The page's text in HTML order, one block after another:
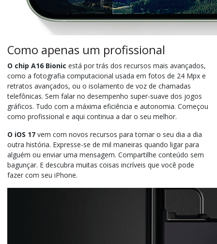
Como apenas um profissional
O chip A16 Bionic está por trás dos recursos mais avançados,
como a fotografia computacional usada em fotos de 24 Mpx e
retratos avançados, ou o isolamento de voz de chamadas
telefônicas. Sem falar no desempenho super-suave dos jogos
gráficos. Tudo com a máxima eficiência e autonomia. Começou
como profissional e aqui continua a dar o seu melhor.
O iOS 17 vem com novos recursos para tornar o seu dia a dia
outra história. Expresse-se de mil maneiras quando ligar para
alguém ou enviar uma mensagem. Compartilhe conteúdo sem
bagunçar. E descubra muitas coisas incríveis que você pode
fazer com seu iPhone.